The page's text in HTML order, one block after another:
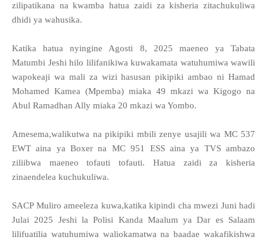
zilipatikana na kwamba hatua zaidi za kisheria zitachukuliwa
dhidi ya wahusika.
Katika hatua nyingine Agosti 8, 2025 maeneo ya Tabata
Matumbi Jeshi hilo lilifanikiwa kuwakamata watuhumiwa wawili
wapokeaji wa mali za wizi hasusan pikipiki ambao ni Hamad
Mohamed Kamea (Mpemba) miaka 49 mkazi wa Kigogo na
Abul Ramadhan Ally miaka 20 mkazi wa Yombo.
Amesema,walikutwa na pikipiki mbili zenye usajili wa MC 537
EWT aina ya Boxer na MC 951 ESS aina ya TVS ambazo
ziliibwa maeneo tofauti tofauti. Hatua zaidi za kisheria
zinaendelea kuchukuliwa.
SACP Muliro ameeleza kuwa,katika kipindi cha mwezi Juni hadi
Julai 2025 Jeshi la Polisi Kanda Maalum ya Dar es Salaam
lilifuatilia watuhumiwa waliokamatwa na baadae wakafikishwa